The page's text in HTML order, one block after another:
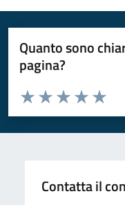
Quanto sono
pagina?
Valuta da 1 a 5 stelle la
Valuta
Valuta 4
Valuta 3
Valuta 2 stelle su
Valuta 1 stelle su 5
Contatta il